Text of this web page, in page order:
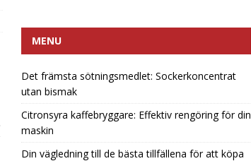
MENU
Det främsta sötningsmedlet: Sockerkoncentrat
utan bismak
Citronsyra kaffebryggare: Effektiv rengöring för din
maskin
Din vägledning till de bästa tillfällena för att köpa